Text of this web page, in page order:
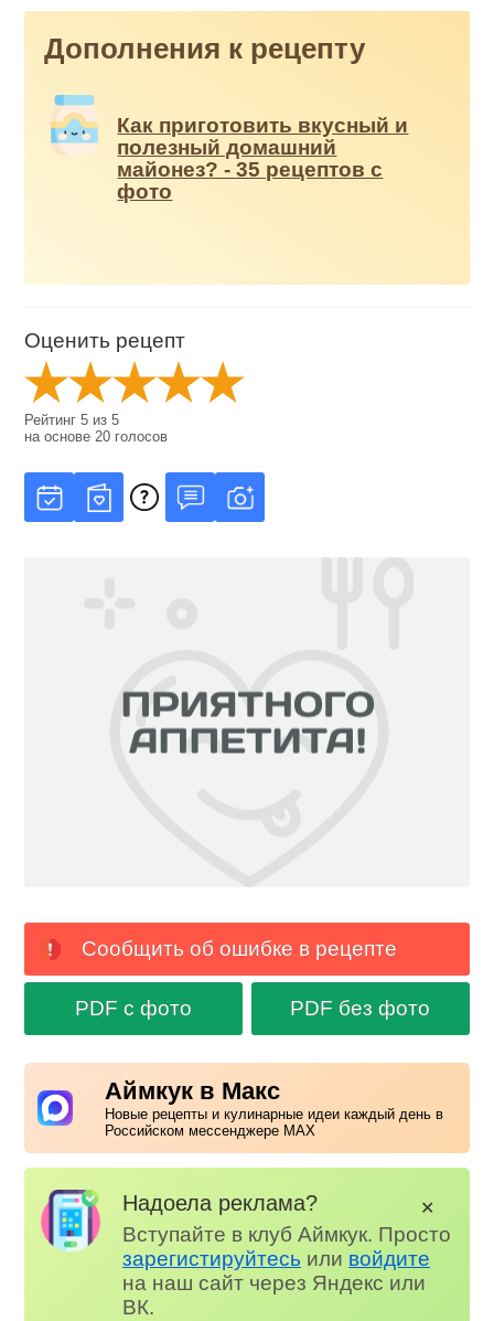
Дополнения к рецепту
Как приготовить вкусный и
полезный домашний
майонез? - 35 рецептов с
фото
Оценить рецепт
Рейтинг5 из5
на основе 20 голосов
Сообщить об ошибке в рецепте
PDF с фото PDF без фото
Аймкук в Макс
Новые рецепты и кулинарные идеи каждый день в
Российском мессенджере MAX
Надоела реклама?
Вступайте в клуб Аймкук. Просто
зарегистируйтесь или войдите
на наш сайт через Яндекс или
ВК.
✕